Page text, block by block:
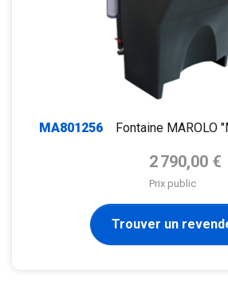
MA801256
Fontaine MAROLO
Prix de base
2 790,00 €
Prix public
Trouver un